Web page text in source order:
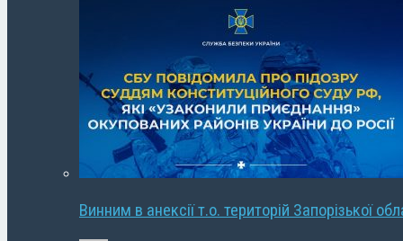
Винним в анексії т.о. територій Запорізької